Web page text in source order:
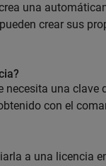
una
crear sus
una
con el
a una licencia